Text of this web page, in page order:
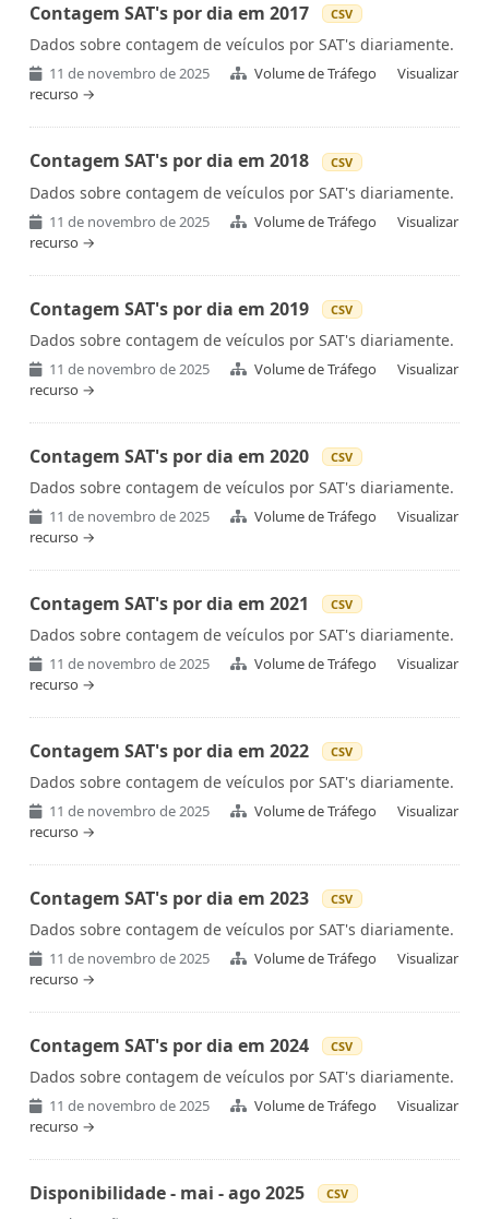
Contagem SAT's por dia em 2017 CSV
Dados sobre contagem de veículos por SAT's diariamente.
11 de novembro de 2025 Volume de Tráfego
Visualizar
recurso →
Contagem SAT's por dia em 2018 CSV
Dados sobre contagem de veículos por SAT's diariamente.
11 de novembro de 2025 Volume de Tráfego
Visualizar
recurso →
Contagem SAT's por dia em 2019 CSV
Dados sobre contagem de veículos por SAT's diariamente.
11 de novembro de 2025 Volume de Tráfego
Visualizar
recurso →
Contagem SAT's por dia em 2020 CSV
Dados sobre contagem de veículos por SAT's diariamente.
11 de novembro de 2025 Volume de Tráfego
Visualizar
recurso →
Contagem SAT's por dia em 2021 CSV
Dados sobre contagem de veículos por SAT's diariamente.
11 de novembro de 2025 Volume de Tráfego
Visualizar
recurso →
Contagem SAT's por dia em 2022 CSV
Dados sobre contagem de veículos por SAT's diariamente.
11 de novembro de 2025 Volume de Tráfego
Visualizar
recurso →
Contagem SAT's por dia em 2023 CSV
Dados sobre contagem de veículos por SAT's diariamente.
11 de novembro de 2025 Volume de Tráfego
Visualizar
recurso →
Contagem SAT's por dia em 2024 CSV
Dados sobre contagem de veículos por SAT's diariamente.
11 de novembro de 2025 Volume de Tráfego
Visualizar
recurso →
Disponibilidade - mai - ago 2025 CSV